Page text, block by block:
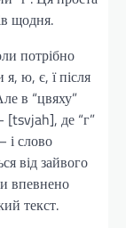
щодня.
потрібно
ю, є, ї після
в “цвяху”
[tsvjah], де “г”
і слово
від зайвого
впевнено
текст.